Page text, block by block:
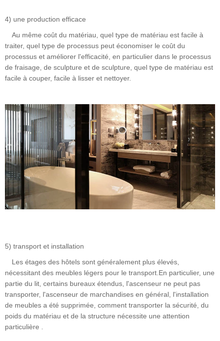
4) une production efficace
Au même coût du matériau, quel type de matériau est facile à
traiter, quel type de processus peut économiser le coût du
processus et améliorer l'efficacité, en particulier dans le processus
de fraisage, de sculpture et de sculpture, quel type de matériau est
facile à couper, facile à lisser et nettoyer.
5) transport et installation
Les étages des hôtels sont généralement plus élevés,
nécessitant des meubles légers pour le transport.En particulier, une
partie du lit, certains bureaux étendus, l'ascenseur ne peut pas
transporter, l'ascenseur de marchandises en général, l'installation
de meubles a été supprimée, comment transporter la sécurité, du
poids du matériau et de la structure nécessite une attention
particulière .